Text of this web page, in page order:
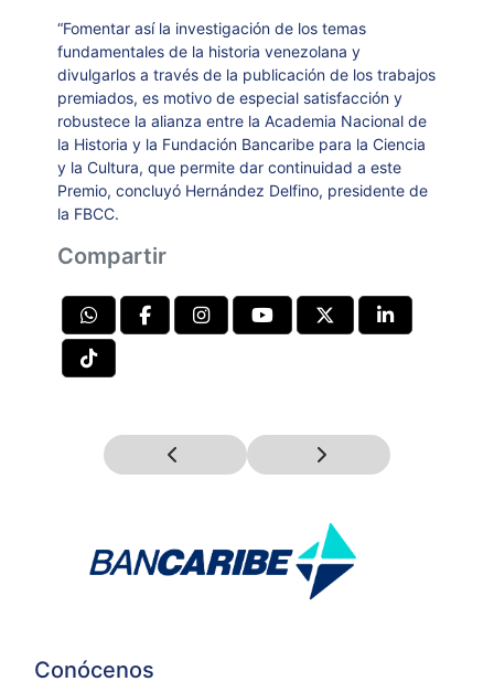
“Fomentar así la investigación de los temas
fundamentales de la historia venezolana y
divulgarlos a través de la publicación de los trabajos
premiados, es motivo de especial satisfacción y
robustece la alianza entre la Academia Nacional de
la Historia y la Fundación Bancaribe para la Ciencia
y la Cultura, que permite dar continuidad a este
Premio, concluyó Hernández Delfino, presidente de
la FBCC.
Compartir
Conócenos